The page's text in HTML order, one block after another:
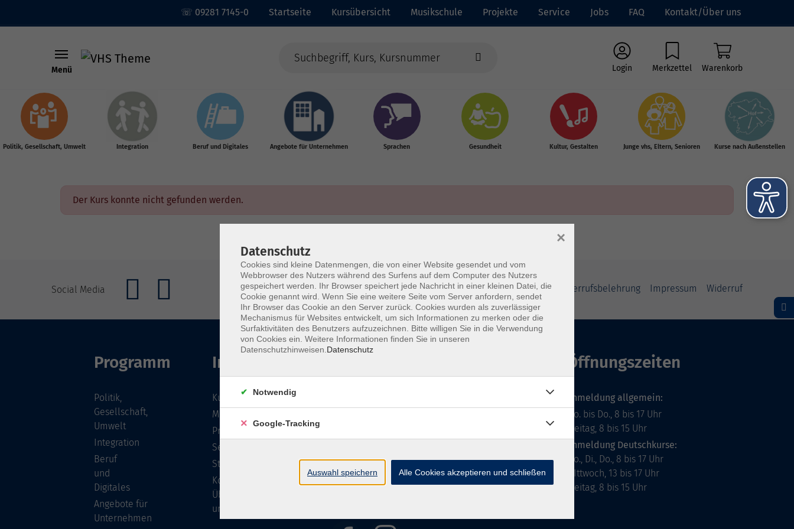
Skip to main content
☏ 09281 7145-0 Startseite Kursübersicht Musikschule Projekte Service Jobs FAQ Kontakt/Über uns
Menü Login Merkzettel Warenkorb
Politik, Gesellschaft, Umwelt Integration Beruf und Digitales Angebote für Unternehmen Sprachen Gesundheit Kultur, Gestalten Junge vhs, Eltern, Senioren Kurse nach Außenstellen
Der Kurs konnte nicht gefunden werden.
Social Media AGB Datenschutzerklärung Barrierefreiheitserklärung Widerrufsbelehrung Impressum Widerruf
Programm
Politik,
Gesellschaft,
Umwelt
Integration
Beruf
und
Digitales
Angebote für
Unternehmen
Inhalte
Kursübersicht
Musikschule
Projekte
Service
Stellenangebote
Kontakt/
Über
uns
95028 Hof
Telefon: 09281 7145-0
Öffnungszeiten
Anmeldung allgemein:
Mo. bis Do., 8 bis 17 Uhr
Freitag, 8 bis 15 Uhr
Anmeldung Deutschkurse:
Mo., Di., Do., 8 bis 17 Uhr
MIttwoch, 13 bis 17 Uhr
Freitag, 8 bis 15 Uhr
Datenschutz
Cookies sind kleine Datenmengen, die von einer Website gesendet und vom
Webbrowser des Nutzers während des Surfens auf dem Computer des Nutzers
gespeichert werden. Ihr Browser speichert jede Nachricht in einer kleinen Datei, die
Cookie genannt wird. Wenn Sie eine weitere Seite vom Server anfordern, sendet
Ihr Browser das Cookie an den Server zurück. Cookies wurden als zuverlässiger
Mechanismus für Websites entwickelt, um sich Informationen zu merken oder die
Surfaktivitäten des Benutzers aufzuzeichnen. Bitte willigen Sie in die Verwendung
von Cookies ein. Weitere Informationen finden Sie in unseren
Datenschutzhinweisen. Datenschutz
×
Notwendig
Google-Tracking
Auswahl speichern Alle Cookies akzeptieren und schließen